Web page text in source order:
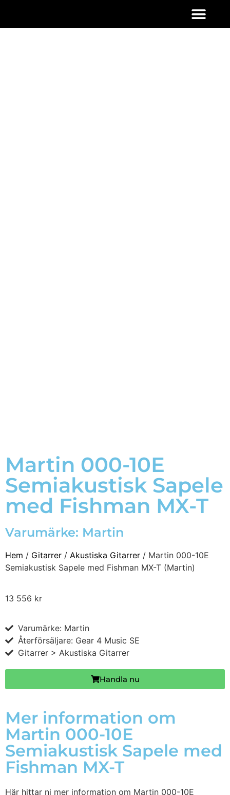
Martin 000-10E
Semiakustisk Sapele
med Fishman MX-T
Varumärke: Martin
Hem / Gitarrer / Akustiska Gitarrer / Martin 000-10E
Semiakustisk Sapele med Fishman MX-T (Martin)
13 556 kr
Varumärke: Martin
Återförsäljare: Gear 4 Music SE
Gitarrer > Akustiska Gitarrer
Handla nu
Mer information om
Martin 000-10E
Semiakustisk Sapele med
Fishman MX-T
Här hittar ni mer information om Martin 000-10E